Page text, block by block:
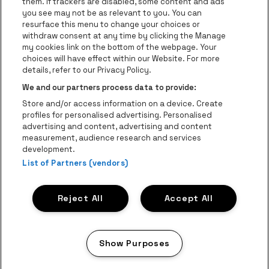
Ga naar de website van Champagne
Ga naar de website
Ga naar de website van Het
Ga naar de
AFAS Dome is een deel van be•at
AFAS Dome
Schijnpoortweg 119, 2170 Antwerpen
Be-At Venues
Schijnpoortweg 119, 2170 Antwerpen
BTW (BE) 0461.051.688 - RPR Antwerpen
BNP Paribas Fortis - IBAN: BE93 2200 4925 0067 - BIC:
GEBABEBB
ProclaimerCookiesManage my cookiesPrivacy
you see may not be as relevant to you. You can
resurface this menu to change your choices or
withdraw consent at any time by clicking the Manage
my cookies link on the bottom of the webpage. Your
choices will have effect within our Website. For more
details, refer to our Privacy Policy.
We and our partners process data to provide:
Store and/or access information on a device. Create
profiles for personalised advertising. Personalised
advertising and content, advertising and content
measurement, audience research and services
development.
List of Partners (vendors)
Accept All
Reject All
Show Purposes